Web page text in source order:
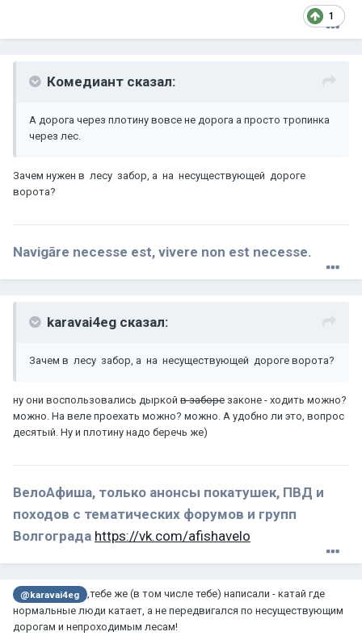
1
Комедиант сказал:
А дорога через плотину вовсе не дорога а просто тропинка
через лес.
Зачем нужен в лесу забор, а на несуществующей дороге
ворота?
Navigāre necesse est, vivere non est necesse.
karavai4eg сказал:
Зачем в лесу забор, а на несуществующей дороге ворота?
ну они воспользовались дыркой в заборе законе - ходить можно?
можно. На веле проехать можно? можно. А удобно ли это, вопрос
десятый. Ну и плотину надо беречь же)
ВелоАфиша, только анонсы покатушек, ПВД и
походов с тематических форумов и групп
Волгограда https://vk.com/afishavelo
@karavai4eg
,тебе же (в том числе тебе) написали - катай где
нормальные люди катает, а не передвигался по несуществующим
дорогам и непроходимым лесам!